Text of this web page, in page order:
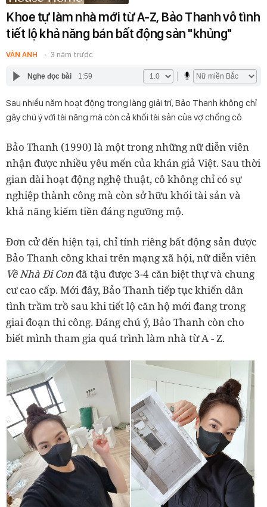
Khoe tự làm nhà mới từ A-Z, Bảo Thanh vô tình
tiết lộ khả năng bán bất động sản "khủng"
VÂN ANH 3 năm trước
Nghe đọc bài 1:59
Sau nhiều năm hoạt động trong làng giải trí, Bảo Thanh không chỉ
gây chú ý với tài năng mà còn cả khối tài sản của vợ chồng cô.
Bảo Thanh (1990) là một trong những nữ diễn viên
nhận được nhiều yêu mến của khán giả Việt. Sau thời
gian dài hoạt động nghệ thuật, cô không chỉ có sự
nghiệp thành công mà còn sở hữu khối tài sản và
khả năng kiếm tiền đáng ngưỡng mộ.
Đơn cử đến hiện tại, chỉ tính riêng bất động sản được
Bảo Thanh công khai trên mạng xã hội, nữ diễn viên
Về Nhà Đi Con đã tậu được 3-4 căn biệt thự và chung
cư cao cấp. Mới đây, Bảo Thanh tiếp tục khiến dân
tình trầm trồ sau khi tiết lộ căn hộ mới đang trong
giai đoạn thi công. Đáng chú ý, Bảo Thanh còn cho
biết mình tham gia quá trình làm nhà từ A - Z.